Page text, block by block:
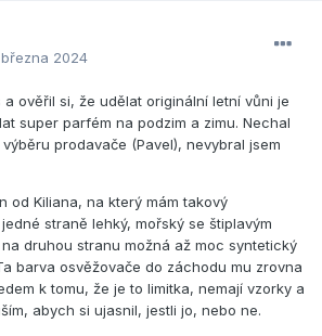
března 2024
a ověřil si, že udělat originální letní vůni je
super parfém na podzim a zimu. Nechal
prodavače (Pavel), nevybral jsem
od Kiliana, na který mám takový
straně lehký, mořský se štiplavým
druhou stranu možná až moc syntetický
barva osvěžovače do záchodu mu zrovna
k tomu, že je to limitka, nemají vzorky a
abych si ujasnil, jestli jo, nebo ne.